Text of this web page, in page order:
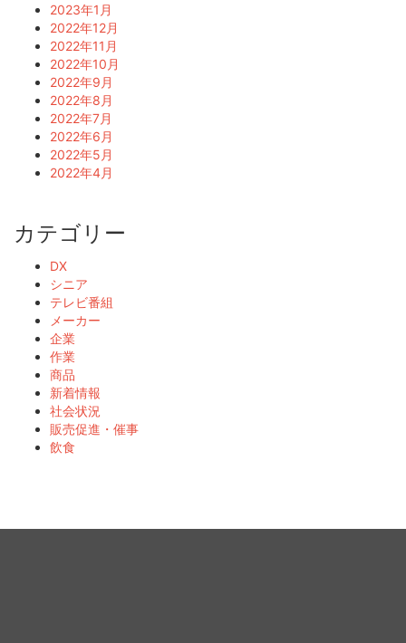
2023年1月
2022年12月
2022年11月
2022年10月
2022年9月
2022年8月
2022年7月
2022年6月
2022年5月
2022年4月
カテゴリー
DX
シニア
テレビ番組
メーカー
企業
作業
商品
新着情報
社会状況
販売促進・催事
飲食